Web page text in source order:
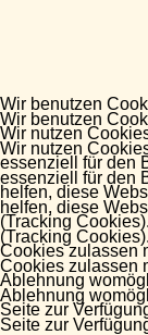
Wir benutzen
Wir nutzen
essenziell für den
helfen, diese
(Tracking
Cookies zulassen
Ablehnung
Seite zur
Wir benutzen
Wir nutzen
essenziell für den
helfen, diese
(Tracking
Cookies zulassen
Ablehnung
Seite zur